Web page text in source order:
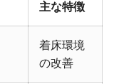
主な特徴
着床環境
の改善